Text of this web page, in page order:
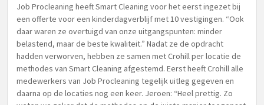
Job Procleaning heeft Smart Cleaning voor het eerst ingezet bij
een offerte voor een kinderdagverblijf met 10 vestigingen. “Ook
daar waren ze overtuigd van onze uitgangspunten: minder
belastend, maar de beste kwaliteit.” Nadat ze de opdracht
hadden verworven, hebben ze samen met Crohill per locatie de
methodes van Smart Cleaning afgestemd. Eerst heeft Crohill alle
medewerkers van Job Procleaning tegelijk uitleg gegeven en
daarna op de locaties nog een keer. Jeroen: “Heel prettig. Zo